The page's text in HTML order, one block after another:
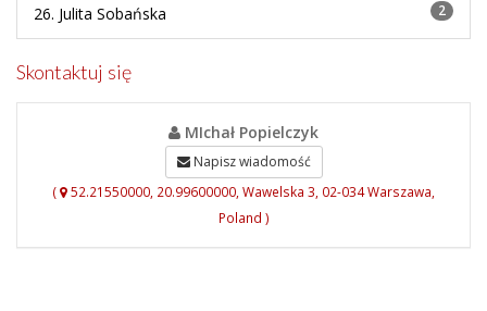
26. Julita Sobańska 2
Skontaktuj się
MIchał Popielczyk
Napisz wiadomość
(
52.21550000, 20.99600000, Wawelska 3, 02-034 Warszawa,
Poland )